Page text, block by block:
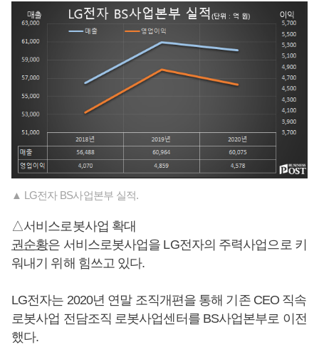
▲ LG전자 BS사업본부 실적.
△서비스로봇사업 확대
권순황은 서비스로봇사업을 LG전자의 주력사업으로 키
워내기 위해 힘쓰고 있다.
LG전자는 2020년 연말 조직개편을 통해 기존 CEO 직속
로봇사업 전담조직 로봇사업센터를 BS사업본부로 이전
했다.